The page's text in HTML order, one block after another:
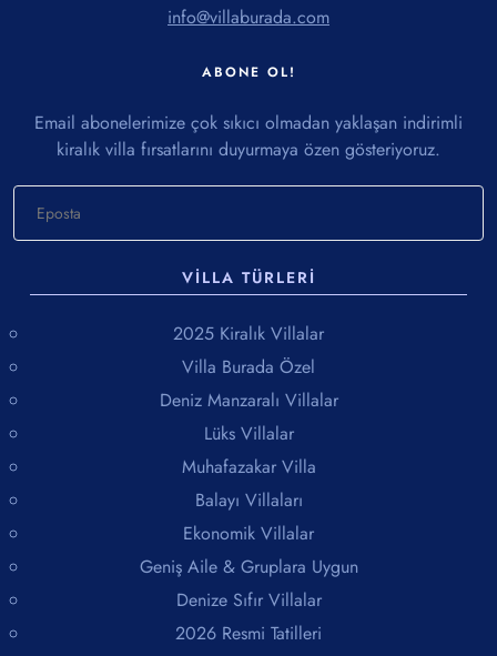
info@villaburada.com
ABONE OL!
Email abonelerimize çok sıkıcı olmadan yaklaşan indirimli
kiralık villa fırsatlarını duyurmaya özen gösteriyoruz.
VILLA TÜRLERI
2025 Kiralık Villalar
Villa Burada Özel
Deniz Manzaralı Villalar
Lüks Villalar
Muhafazakar Villa
Balayı Villaları
Ekonomik Villalar
Geniş Aile & Gruplara Uygun
Denize Sıfır Villalar
2026 Resmi Tatilleri